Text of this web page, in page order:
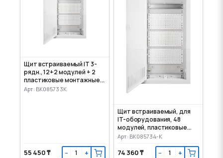
Щит встраиваемый IT 3-
рядн., 12+2 модулей + 2
пластиковые монтажные
панели
Арт: BK085733K
55 450 ₸ − +
Щит встраиваемый, для
IT-оборудования, 48
модулей, пластиковые
панели
Арт: BK085734-K
74 360 ₸ − +